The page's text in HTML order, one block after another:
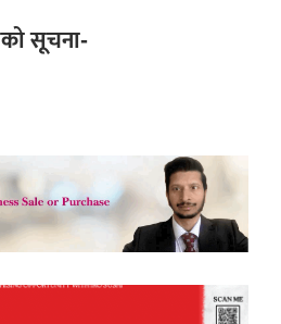
सूचना-